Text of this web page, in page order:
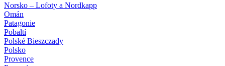
Norsko – Lofoty a Nordkapp
Omán
Patagonie
Pobaltí
Polské Bieszczady
Polsko
Provence